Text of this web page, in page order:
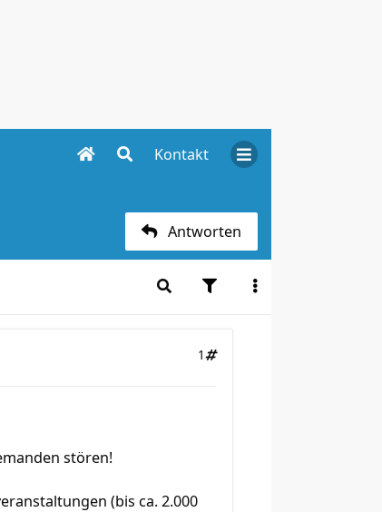
Kontakt
Antworten
1
stören!
(bis ca. 2.000